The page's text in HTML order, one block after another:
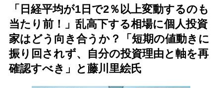
「日経平均が1日で2％以上変動するのも
当たり前！」乱高下する相場に個人投資
家はどう向き合うか？「短期の値動きに
振り回されず、自分の投資理由と軸を再
確認すべき」と藤川里絵氏